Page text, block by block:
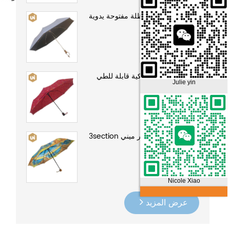
سيدة قابلة للطي مظلة مفتوحة يدوية
سيدة مظلة أوتوماتيكية قابلة للطي
كارتون الطباعة سوبر ميني 3section
مظلة المطر
عرض المزيد
Julie yin
Nicole Xiao